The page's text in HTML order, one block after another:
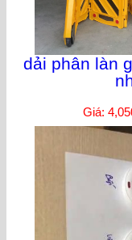
dải phân làn
Giá: